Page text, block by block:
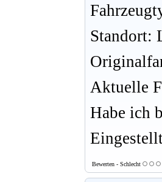
Standort:
Aktuelle
Habe ich
Bewerten - Schlecht